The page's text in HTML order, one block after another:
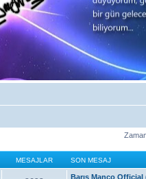
MESAJLAR SON MESAJ
Barış Manço